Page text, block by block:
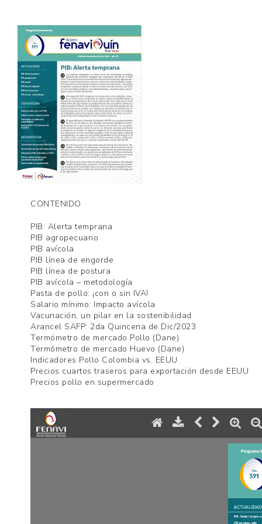
DE
COLOMBIA
CONTENIDO
PIB: Alerta temprana
PIB agropecuario
PIB avícola
PIB línea de engorde
PIB línea de postura
PIB avícola – metodología
Pasta de pollo: ¡con o sin IVA!
Salario mínimo: Impacto avícola
Vacunación, un pilar en la sostenibilidad
Arancel SAFP: 2da Quincena de Dic/2023
Termómetro de mercado Pollo (Dane)
Termómetro de mercado Huevo (Dane)
Indicadores Pollo Colombia vs. EEUU
Precios cuartos traseros para exportación desde EEUU
Precios pollo en supermercado